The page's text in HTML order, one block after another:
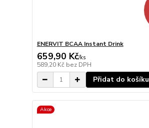
ENERVIT BCAA Instant Drink
659,90 Kč/ks
589,20 Kč bez DPH
Přidat do košíku
Akce